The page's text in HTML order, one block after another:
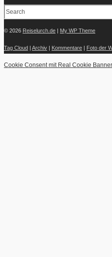
© 2026 Reiselurch.de | My WP Theme
Tag Cloud | Archiv | Kommentare | Foto der
Cookie Consent mit Real Cookie Banner